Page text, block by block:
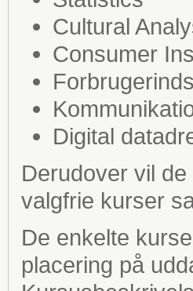
Cultural
Consumer
Digital
Derudover vil
valgfrie kurser
De enkelte
placering på